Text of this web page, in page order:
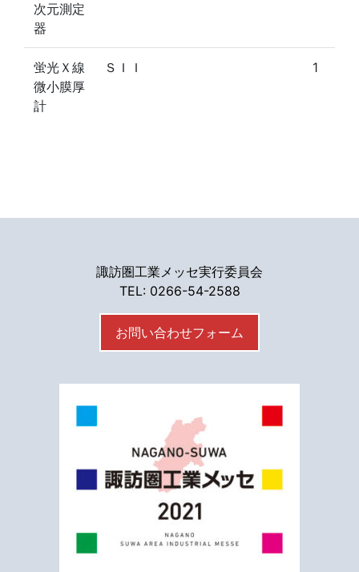
次元測定
器
蛍光Ｘ線
微小膜厚
計
ＳＩＩ 1
諏訪圏工業メッセ実行委員会
TEL: 0266-54-2588
お問い合わせフォーム